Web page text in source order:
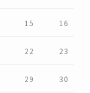
15 16
22 23
29 30